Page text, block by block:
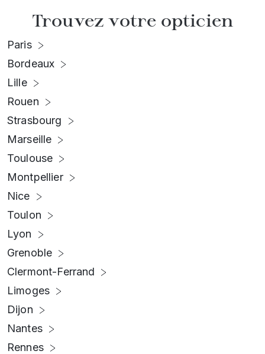
Trouvez votre opticien
Paris
Bordeaux
Lille
Rouen
Strasbourg
Marseille
Toulouse
Montpellier
Nice
Toulon
Lyon
Grenoble
Clermont-Ferrand
Limoges
Dijon
Nantes
Rennes